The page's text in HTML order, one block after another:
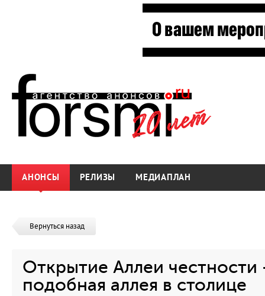
АНОНСЫ РЕЛИЗЫ МЕДИАПЛАН
Вернуться назад
Открытие Аллеи честности
подобная аллея в столице